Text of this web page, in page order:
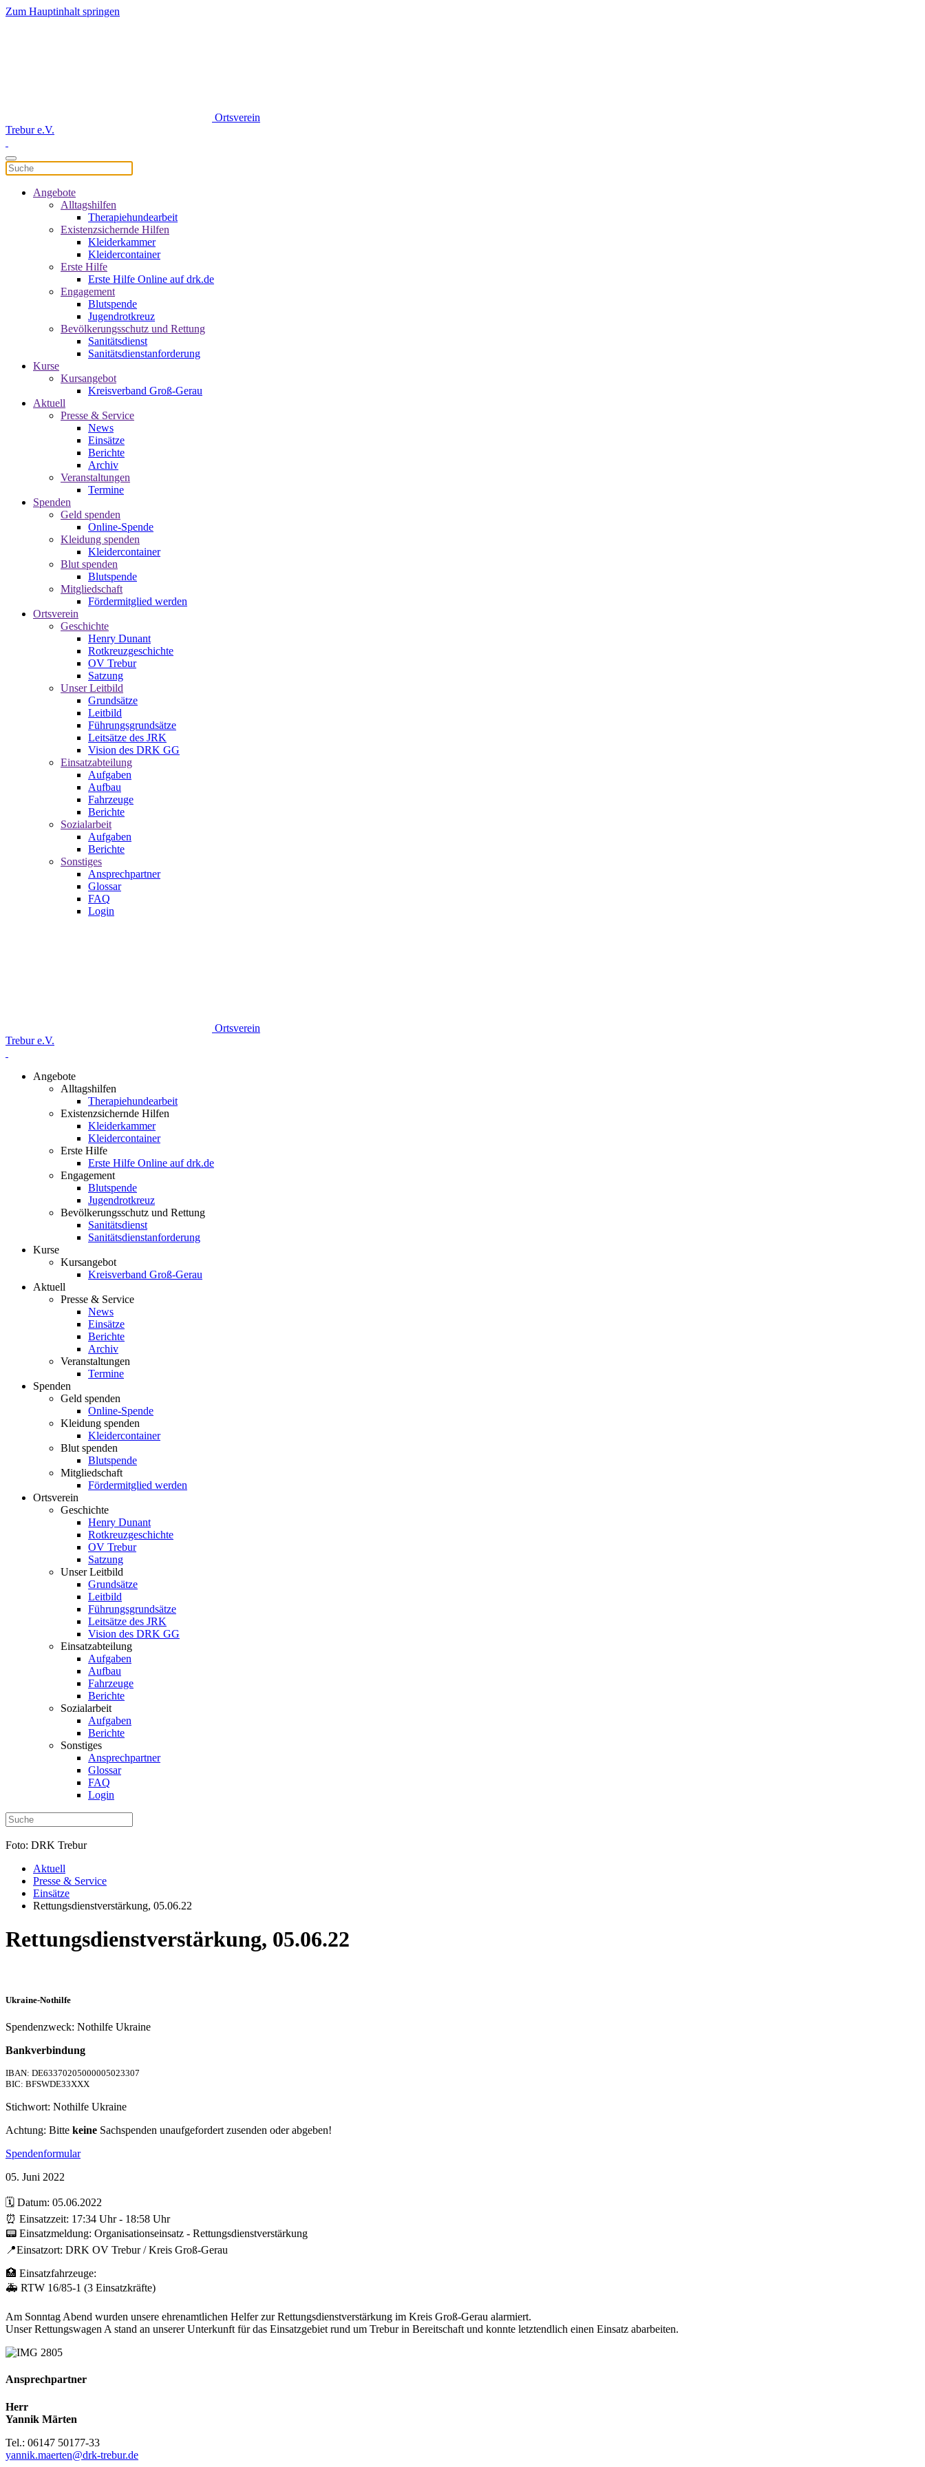
Zum Hauptinhalt springen
Ortsverein
Trebur e.V.
Angebote
Alltagshilfen
Therapiehundearbeit
Existenzsichernde Hilfen
Kleiderkammer
Kleidercontainer
Erste Hilfe
Erste Hilfe Online auf drk.de
Engagement
Blutspende
Jugendrotkreuz
Bevölkerungsschutz und Rettung
Sanitätsdienst
Sanitätsdienstanforderung
Kurse
Kursangebot
Kreisverband Groß-Gerau
Aktuell
Presse & Service
News
Einsätze
Berichte
Archiv
Veranstaltungen
Termine
Spenden
Geld spenden
Online-Spende
Kleidung spenden
Kleidercontainer
Blut spenden
Blutspende
Mitgliedschaft
Fördermitglied werden
Ortsverein
Geschichte
Henry Dunant
Rotkreuzgeschichte
OV Trebur
Satzung
Unser Leitbild
Grundsätze
Leitbild
Führungsgrundsätze
Leitsätze des JRK
Vision des DRK GG
Einsatzabteilung
Aufgaben
Aufbau
Fahrzeuge
Berichte
Sozialarbeit
Aufgaben
Berichte
Sonstiges
Ansprechpartner
Glossar
FAQ
Login
Ortsverein
Trebur e.V.
Angebote
Alltagshilfen
Therapiehundearbeit
Existenzsichernde Hilfen
Kleiderkammer
Kleidercontainer
Erste Hilfe
Erste Hilfe Online auf drk.de
Engagement
Blutspende
Jugendrotkreuz
Bevölkerungsschutz und Rettung
Sanitätsdienst
Sanitätsdienstanforderung
Kurse
Kursangebot
Kreisverband Groß-Gerau
Aktuell
Presse & Service
News
Einsätze
Berichte
Archiv
Veranstaltungen
Termine
Spenden
Geld spenden
Online-Spende
Kleidung spenden
Kleidercontainer
Blut spenden
Blutspende
Mitgliedschaft
Fördermitglied werden
Ortsverein
Geschichte
Henry Dunant
Rotkreuzgeschichte
OV Trebur
Satzung
Unser Leitbild
Grundsätze
Leitbild
Führungsgrundsätze
Leitsätze des JRK
Vision des DRK GG
Einsatzabteilung
Aufgaben
Aufbau
Fahrzeuge
Berichte
Sozialarbeit
Aufgaben
Berichte
Sonstiges
Ansprechpartner
Glossar
FAQ
Login
Foto: DRK Trebur
Aktuell
Presse & Service
Einsätze
Rettungsdienstverstärkung, 05.06.22
Rettungsdienstverstärkung, 05.06.22
Ukraine-Nothilfe
Spendenzweck: Nothilfe Ukraine
Bankverbindung
IBAN: DE63370205000005023307
BIC: BFSWDE33XXX
Stichwort: Nothilfe Ukraine
Achtung: Bitte keine Sachspenden unaufgefordert zusenden oder abgeben!
Spendenformular
05. Juni 2022
🗓️ Datum: 05.06.2022
⏰ Einsatzzeit: 17:34 Uhr - 18:58 Uhr
📟 Einsatzmeldung: Organisationseinsatz - Rettungsdienstverstärkung
📍Einsatzort: DRK OV Trebur / Kreis Groß-Gerau
🏥 Einsatzfahrzeuge:
🚑 RTW 16/85-1 (3 Einsatzkräfte)
Am Sonntag Abend wurden unsere ehrenamtlichen Helfer zur Rettungsdienstverstärkung im Kreis Groß-Gerau alarmiert.
Unser Rettungswagen A stand an unserer Unterkunft für das Einsatzgebiet rund um Trebur in Bereitschaft und konnte letztendlich einen Einsatz abarbeiten.
Ansprechpartner
Herr
Yannik Märten
Tel.: 06147 50177-33
yannik.maerten@drk-trebur.de